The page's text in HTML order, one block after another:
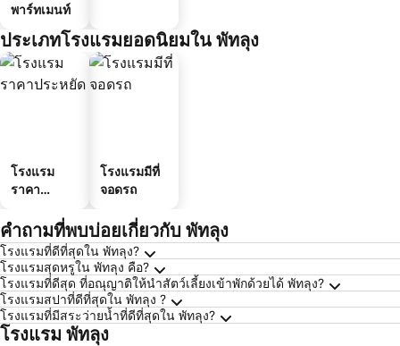
พาร์ทเมนท์
ประเภทโรงแรมยอดนิยมใน พัทลุง
โรงแรม
ราคา
โรงแรมมีที่
จอดรถ
คำถามที่พบบ่อยเกี่ยวกับ พัทลุง
โรงแรมที่ดีที่สุดใน พัทลุง?
โรงแรมสุดหรูใน พัทลุง คือ?
โรงแรมที่ดีสุด ที่อณุญาติให้นำสัตว์เลี้ยงเข้าพักด้วยได้ พัทลุง?
โรงแรมสปาที่ดีที่สุดใน พัทลุง ?
โรงแรมที่มีสระว่ายน้ำที่ดีที่สุดใน พัทลุง?
โรงแรม พัทลุง